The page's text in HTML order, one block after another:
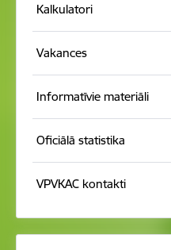
Kalkulatori
Vakances
Informatīvie materiāli
Oficiālā statistika
VPVKAC kontakti